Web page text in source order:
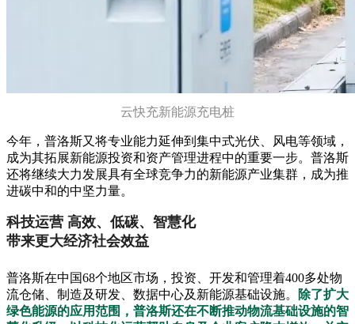
云快充新能源充电桩
今年，普洛斯又将专业能力延伸到集中式光伏、风电等领域，
成为其拓展新能源投资和资产管理进程中的重要一步。普洛斯
还将继续大力发展具有全球竞争力的新能源产业集群，成为推
进碳中和的中坚力量。
科技运营 高效、低碳、智慧化
带来更大经济社会效益
普洛斯在中国68个地区市场，投资、开发和管理着400多处物
流仓储、制造及研发、数据中心及新能源基础设施。
除了扩大
绿色能源的应用范围，普洛斯还在不断推动物流基础设施的智